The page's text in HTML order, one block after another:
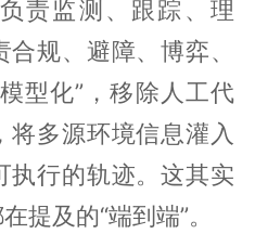
责监测、跟踪、理
规、避障、博弈、
型化”，移除人工代
多源环境信息灌入
执行的轨迹。这其实
提及的“端到端”。